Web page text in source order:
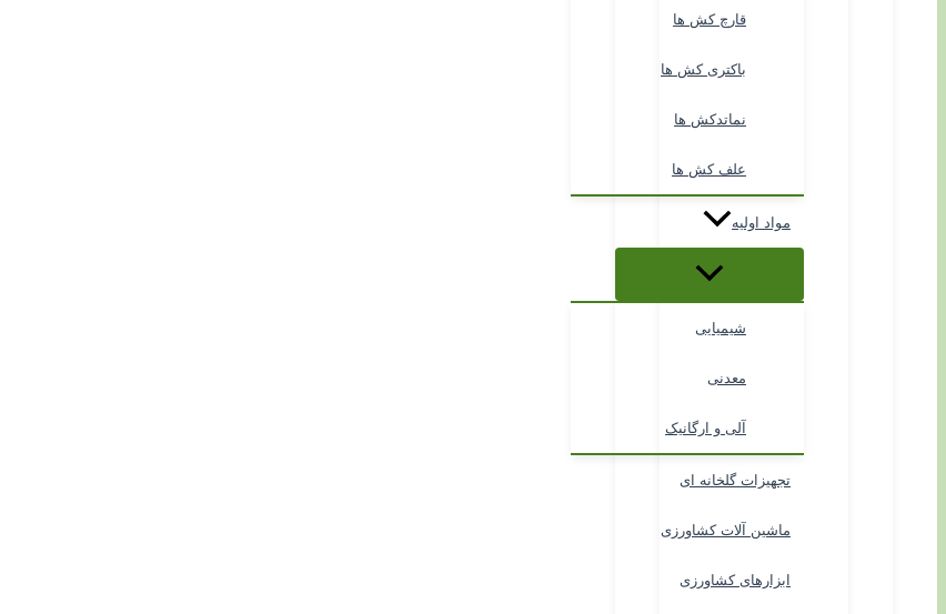
قارچ کش ها
باکتری کش ها
نماتدکش ها
علف کش ها
مواد اولیه
شیمیایی
معدنی
آلی و ارگانیک
تجهیزات گلخانه ای
ماشین آلات کشاورزی
ابزارهای کشاورزی